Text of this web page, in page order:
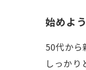
始めよ
50代から
しっかり